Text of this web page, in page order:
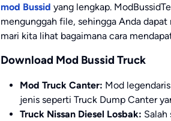
mod Bussid yang lengkap.
mengunggah file, sehingga Anda
mari kita lihat bagaimana cara
Download Mod Bussid Truck
Mod Truck Canter: Mod
jenis seperti Truck Dump Canter
Truck Nissan Diesel Losbak: Salah